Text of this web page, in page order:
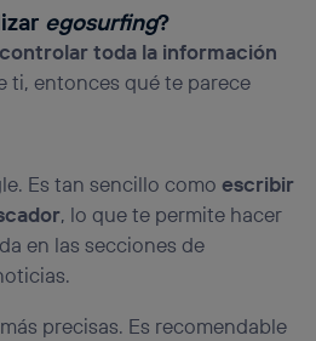
egosurfing?
controlar toda la información
ti, entonces qué te parece
Es tan sencillo comoescribir
, lo que te permite hacer
en las secciones de
precisas. Es recomendable
a la conexión que utilizas
móvil).
a la conexión de internet, por
que conecte su dispositivo y
recibirá el mismo
de banda ancha(p. ej., Wi-Fi),
se realizará en función de las
de los miembros del hogar
, el marketing será más
del móvil.